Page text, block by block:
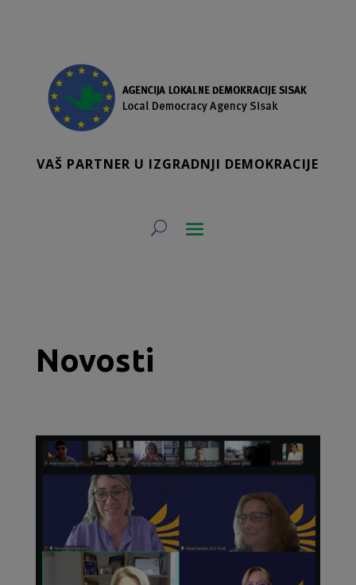
VAŠ PARTNER U IZGRADNJI DEMOKRACIJE
Novosti